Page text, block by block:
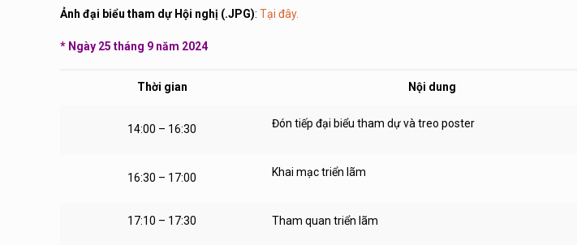
Ảnh đại biểu tham dự Hội nghị (.JPG):Tại đây.
* Ngày 25 tháng 9 năm 2024
Thời gian Nội dung
14:00 – 16:30 Đón tiếp đại biểu tham dự và treo poster
16:30 – 17:00 Khai mạc triển lãm
17:10 – 17:30 Tham quan triển lãm